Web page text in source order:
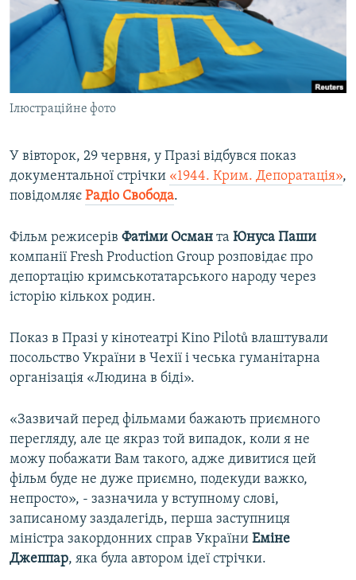
ДЕПОРТАЦІЯ
ВІДЕОУРОКИ «ELIFBE»
СВІДЧЕННЯ ОКУПАЦІЇ
УКРАЇНСЬКА ПРОБЛЕМА КРИМУ
ЯК ОБІЙТИ БЛОКУВАННЯ
Qırımtatar
Ілюстраційне фото
У вівторок, 29 червня, у Празі відбувся показ
документальної стрічки «1944. Крим. Депоратація»,
повідомляє Радіо Свобода.
Фільм режисерів Фатіми Осман та Юнуса Паши
компанії Fresh Production Group розповідає про
депортацію кримськотатарського народу через
історію кількох родин.
Показ в Празі у кінотеатрі Kinо Pilotů влаштували
посольство України в Чехії і чеська гуманітарна
організація «Людина в біді».
«Зазвичай перед фільмами бажають приємного
перегляду, але це якраз той випадок, коли я не
можу побажати Вам такого, адже дивитися цей
фільм буде не дуже приємно, подекуди важко,
непросто», - зазначила у вступному слові,
записаному заздалегідь, перша заступниця
міністра закордонних справ України Еміне
Джеппар, яка була автором ідеї стрічки.